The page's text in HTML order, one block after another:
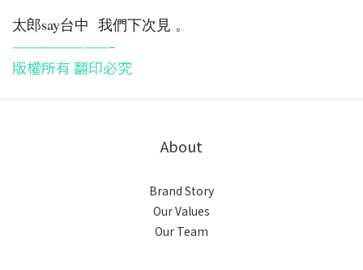
太郎say台中 我們下次見 。
————————–
版權所有 翻印必究
About
Brand Story
Our Values
Our Team